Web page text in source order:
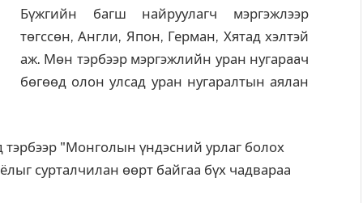
Бүжгийн багш найруулагч мэргэжлээр
төгссөн, Англи, Япон, Герман, Хятад хэлтэй
аж. Мөн тэрбээр мэргэжлийн уран нугарaaч
бөгөөд олон улсад уран нугаралтын аялан
"Монголын үндэсний урлаг болох
сурталчилан өөрт байгаа бүх чадвараа